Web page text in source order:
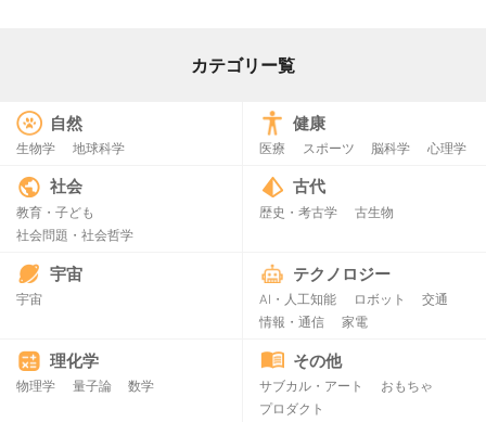
カテゴリー覧
自然
生物学 地球科学
健康
医療 スポーツ 脳科学 心理学
社会
教育・子ども
社会問題・社会哲学
古代
歴史・考古学 古生物
宇宙
宇宙
テクノロジー
AI・人工知能 ロボット
交通
情報・通信
家電
理化学
物理学 量子論 数学
その他
サブカル・アート
おもちゃ
プロダクト